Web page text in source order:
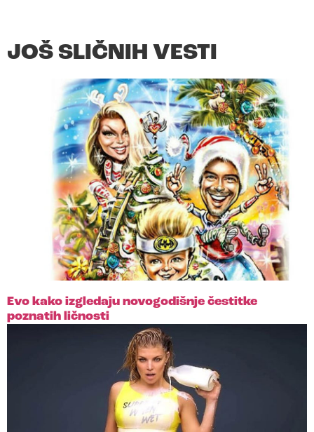
JOŠ SLIČNIH VESTI
Evo kako izgledaju novogodišnje čestitke
poznatih ličnosti